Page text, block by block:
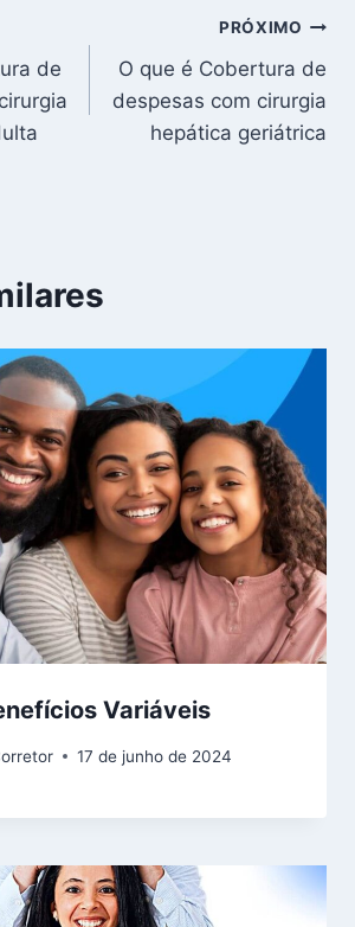
de
PRÓXIMO
O que é Cobertura de
despesas com cirurgia
hepática geriátrica
Variáveis
17 de junho de 2024